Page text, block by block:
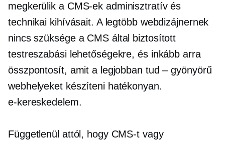
megkerülik a CMS-ek adminisztratív és
technikai kihívásait. A legtöbb webdizájnernek
nincs szüksége a CMS által biztosított
testreszabási lehetőségekre, és inkább arra
összpontosít, amit a legjobban tud – gyönyörű
webhelyeket készíteni hatékonyan.
e-kereskedelem.
Függetlenül attól, hogy CMS-t vagy